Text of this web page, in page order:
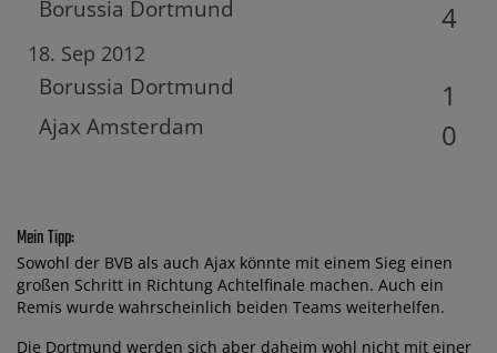
Borussia Dortmund 4
18. Sep 2012
Borussia Dortmund
Ajax Amsterdam
1
0
Mein Tipp:
Sowohl der BVB als auch Ajax könnte mit einem Sieg einen
großen Schritt in Richtung Achtelfinale machen. Auch ein
Remis wurde wahrscheinlich beiden Teams weiterhelfen.
Die Dortmund werden sich aber daheim wohl nicht mit einer